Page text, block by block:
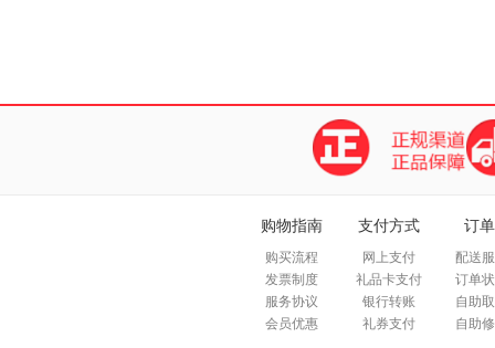
购物指南
购买流程
发票制度
服务协议
会员优惠
支付方式
网上支付
礼品卡支付
银行转账
礼券支付
订
配送
订单
自助
自助